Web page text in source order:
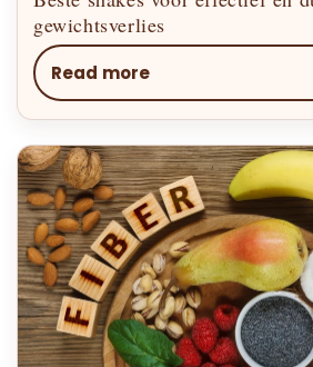
gewichtsverlies
Read more